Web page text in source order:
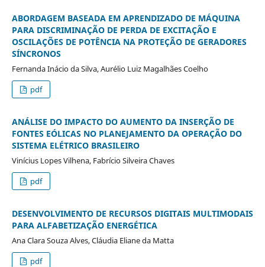
ABORDAGEM BASEADA EM APRENDIZADO DE MÁQUINA
PARA DISCRIMINAÇÃO DE PERDA DE EXCITAÇÃO E
OSCILAÇÕES DE POTÊNCIA NA PROTEÇÃO DE GERADORES
SÍNCRONOS
Fernanda Inácio da Silva, Aurélio Luiz Magalhães Coelho
pdf
ANÁLISE DO IMPACTO DO AUMENTO DA INSERÇÃO DE
FONTES EÓLICAS NO PLANEJAMENTO DA OPERAÇÃO DO
SISTEMA ELÉTRICO BRASILEIRO
Vinícius Lopes Vilhena, Fabrício Silveira Chaves
pdf
DESENVOLVIMENTO DE RECURSOS DIGITAIS MULTIMODAIS
PARA ALFABETIZAÇÃO ENERGÉTICA
Ana Clara Souza Alves, Cláudia Eliane da Matta
pdf